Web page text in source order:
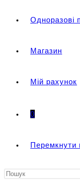
Одноразові
Магазин
Мій рахунок
0
Перемкнути